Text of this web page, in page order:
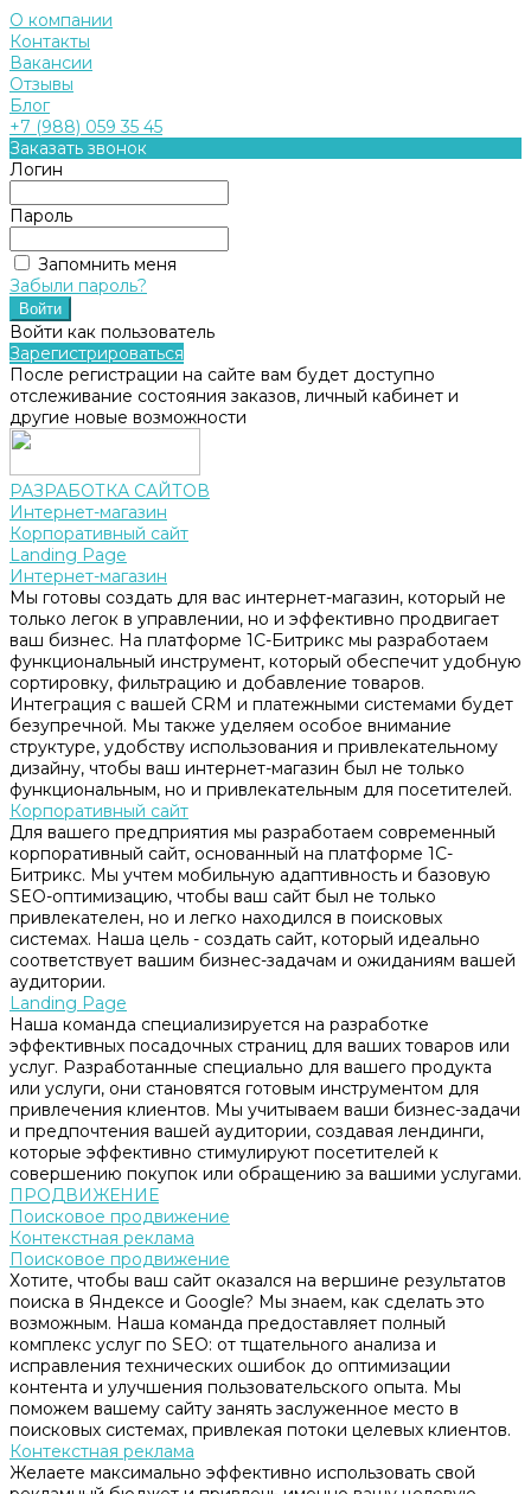
О компании
Контакты
Вакансии
Отзывы
Блог
+7 (988) 059 35 45
Заказать звонок
Логин
Пароль
Запомнить меня
Забыли пароль?
Войти как пользователь
Зарегистрироваться
После регистрации на сайте вам будет доступно
отслеживание состояния заказов, личный кабинет и
другие новые возможности
РАЗРАБОТКА САЙТОВ
Интернет-магазин
Корпоративный сайт
Landing Page
Интернет-магазин
Мы готовы создать для вас интернет-магазин, который не
только легок в управлении, но и эффективно продвигает
ваш бизнес. На платформе 1С-Битрикс мы разработаем
функциональный инструмент, который обеспечит удобную
сортировку, фильтрацию и добавление товаров.
Интеграция с вашей CRM и платежными системами будет
безупречной. Мы также уделяем особое внимание
структуре, удобству использования и привлекательному
дизайну, чтобы ваш интернет-магазин был не только
функциональным, но и привлекательным для посетителей.
Корпоративный сайт
Для вашего предприятия мы разработаем современный
корпоративный сайт, основанный на платформе 1С-
Битрикс. Мы учтем мобильную адаптивность и базовую
SEO-оптимизацию, чтобы ваш сайт был не только
привлекателен, но и легко находился в поисковых
системах. Наша цель - создать сайт, который идеально
соответствует вашим бизнес-задачам и ожиданиям вашей
аудитории.
Landing Page
Наша команда специализируется на разработке
эффективных посадочных страниц для ваших товаров или
услуг. Разработанные специально для вашего продукта
или услуги, они становятся готовым инструментом для
привлечения клиентов. Мы учитываем ваши бизнес-задачи
и предпочтения вашей аудитории, создавая лендинги,
которые эффективно стимулируют посетителей к
совершению покупок или обращению за вашими услугами.
ПРОДВИЖЕНИЕ
Поисковое продвижение
Контекстная реклама
Поисковое продвижение
Хотите, чтобы ваш сайт оказался на вершине результатов
поиска в Яндексе и Google? Мы знаем, как сделать это
возможным. Наша команда предоставляет полный
комплекс услуг по SEO: от тщательного анализа и
исправления технических ошибок до оптимизации
контента и улучшения пользовательского опыта. Мы
поможем вашему сайту занять заслуженное место в
поисковых системах, привлекая потоки целевых клиентов.
Контекстная реклама
Желаете максимально эффективно использовать свой